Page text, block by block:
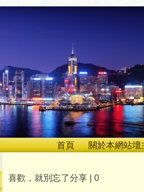
首頁
關於本網站壇
喜歡，就別忘了分享 | 0